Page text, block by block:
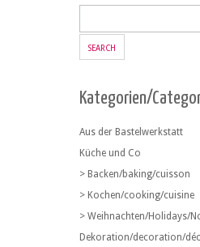
Kategorien/
Aus der Bastelwerkstatt
Küche und Co
> Backen/baking/cuisson
> Kochen/cooking/cuisine
> Weihnachten/Holidays/
Dekoration/decoration/